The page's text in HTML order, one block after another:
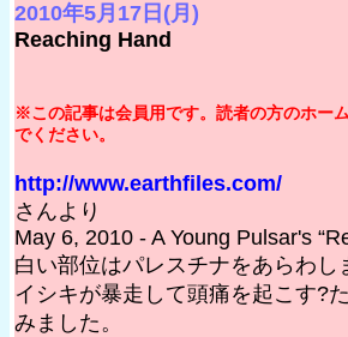
2010年5月17日(月)
Reaching Hand
※この記事は会員用です。読者の方のホー
でください。
http://www.earthfiles.com/
さんより
May 6, 2010 - A Young Pulsar's
白い部位はパレスチナをあらわし
イシキが暴走して頭痛を起こす?
みました。